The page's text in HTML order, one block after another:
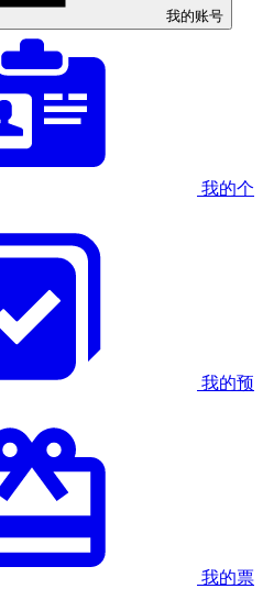
我的账号
我的个
我的预
我的票